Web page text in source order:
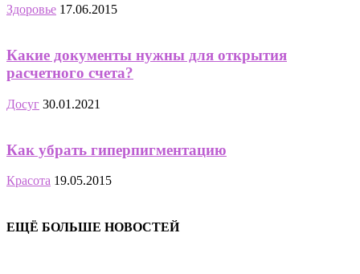
Здоровье 17.06.2015
Какие документы нужны для открытия
расчетного счета?
Досуг 30.01.2021
Как убрать гиперпигментацию
Красота 19.05.2015
ЕЩЁ БОЛЬШЕ НОВОСТЕЙ